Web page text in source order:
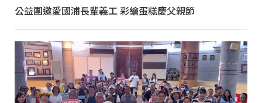
公益團邀愛國浦長輩義工 彩繪蛋糕慶父親節